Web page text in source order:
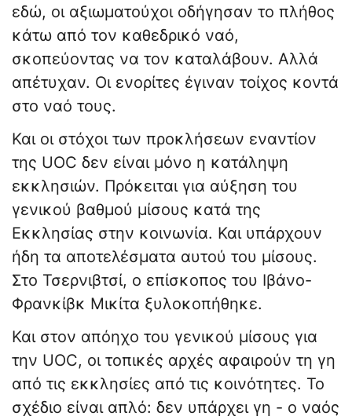
εδώ, οι αξιωματούχοι οδήγησαν το πλήθος
κάτω από τον καθεδρικό ναό,
σκοπεύοντας να τον καταλάβουν. Αλλά
απέτυχαν. Οι ενορίτες έγιναν τοίχος κοντά
στο ναό τους.
Και οι στόχοι των προκλήσεων εναντίον
της UOC δεν είναι μόνο η κατάληψη
εκκλησιών. Πρόκειται για αύξηση του
γενικού βαθμού μίσους κατά της
Εκκλησίας στην κοινωνία. Και υπάρχουν
ήδη τα αποτελέσματα αυτού του μίσους.
Στο Τσερνιβτσί, ο επίσκοπος του Ιβάνο-
Φρανκίβκ Μικίτα ξυλοκοπήθηκε.
Και στον απόηχο του γενικού μίσους για
την UOC, οι τοπικές αρχές αφαιρούν τη γη
από τις εκκλησίες από τις κοινότητες. Το
σχέδιο είναι απλό: δεν υπάρχει γη - ο ναός